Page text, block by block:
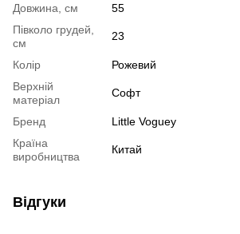
Довжина, см
55
Півколо грудей,
см
23
Колір
Рожевий
Верхній
матеріал
Софт
Бренд
Little Voguey
Країна
виробництва
Китай
Відгуки